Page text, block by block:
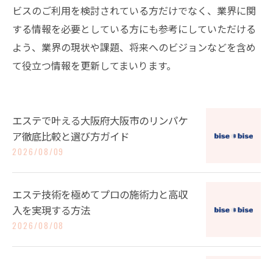
ビスのご利用を検討されている方だけでなく、業界に関
する情報を必要としている方にも参考にしていただける
よう、業界の現状や課題、将来へのビジョンなどを含め
て役立つ情報を更新してまいります。
エステで叶える大阪府大阪市のリンパケ
ア徹底比較と選び方ガイド
2026/08/09
エステ技術を極めてプロの施術力と高収
入を実現する方法
2026/08/08